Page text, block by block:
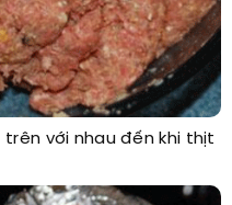
với nhau đến khi thịt